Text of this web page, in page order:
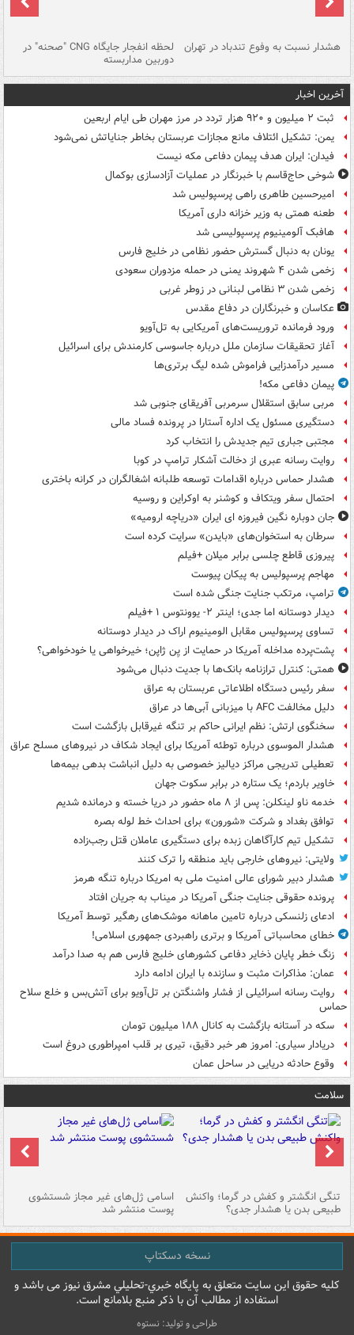
هشدار نسبت به وفوع تندباد در تهران لحظه انفجار جایگاه CNG "صحنه" در
دوربین مداربسته
آخرین اخبار
ثبت ۲ میلیون و ۹۲۰ هزار تردد در مرز مهران طی ایام اربعین
یمن: تشکیل ائتلاف مانع مجازات عربستان بخاطر جنایاتش نمی‌شود
فیدان: ایران هدف پیمان دفاعی مکه نیست
شوخی حاج‌قاسم با خبرنگار در عملیات آزادسازی بوکمال
امیرحسین طاهری راهی پرسپولیس شد
طعنه همتی به وزیر خزانه داری آمریکا
هافبک آلومینیوم پرسپولیسی شد
یونان به دنبال گسترش حضور نظامی در خلیج فارس
زخمی شدن ۴ شهروند یمنی در حمله مزدوران سعودی
زخمی شدن ۳ نظامی لبنانی در زوطر غربی
عکاسان و خبرنگاران در دفاع مقدس
ورود فرمانده تروریست‌های آمریکایی به تل‌آویو
آغاز تحقیقات سازمان ملل درباره جاسوسی کارمندش برای اسرائیل
مسیر درآمدزایی فراموش شده لیگ برتری‌ها
پیمان دفاعی مکه!
مربی سابق استقلال سرمربی آفریقای جنوبی شد
دستگیری مسئول یک اداره آستارا در پرونده فساد مالی
مجتبی جباری تیم جدیدش را انتخاب کرد
روایت رسانه عبری از دخالت آشکار ترامپ در کوبا
هشدار حماس درباره اقدامات توسعه طلبانه اشغالگران در کرانه باختری
احتمال سفر ویتکاف و کوشنر به اوکراین و روسیه
جان دوباره نگین فیروزه ای ایران «دریاچه ارومیه»
سرطان به استخوان‌های «بایدن» سرایت کرده است
پیروزی قاطع چلسی برابر میلان +فیلم
مهاجم پرسپولیس به پیکان پیوست
ترامپ، مرتکب جنایت جنگی شده است
دیدار دوستانه اما جدی؛ اینتر ۲- یوونتوس ۱ +فیلم
تساوی پرسپولیس مقابل الومینیوم اراک در دیدار دوستانه
پشت‌پرده مداخله آمریکا در حمایت از یِن ژاپن؛ خیرخواهی یا خودخواهی؟
همتی: کنترل ترازنامه بانک‌ها با جدیت دنبال می‌شود
سفر رئیس دستگاه اطلاعاتی عربستان به عراق
دلیل مخالفت AFC با میزبانی آبی‌ها در عراق
سخنگوی ارتش: نظم ایرانی حاکم بر تنگه غیرقابل بازگشت است
هشدار الموسوی درباره توطئه آمریکا برای ایجاد شکاف در نیروهای مسلح عراق
تعطیلی تدریجی مراکز دیالیز خصوصی به دلیل انباشت بدهی بیمه‌ها
خاویر باردم؛ یک ستاره در برابر سکوت جهان
خدمه ناو لینکلن: پس از ۸ ماه حضور در دریا خسته و درمانده‌ شدیم
توافق بغداد و شرکت «شورون» برای احداث خط لوله بصره
تشکیل تیم کارآگاهان زبده برای دستگیری عاملان قتل رجب‌زاده
ولایتی: نیروهای خارجی باید منطقه را ترک کنند
هشدار دبیر شورای عالی امنیت ملی به امریکا درباره تنگه هرمز
پرونده حقوقی جنایت جنگی آمریکا در میناب به جریان افتاد
ادعای زلنسکی درباره تامین ماهانه موشک‌های رهگیر توسط آمریکا
خطای محاسباتی آمریکا و برتری راهبردی جمهوری اسلامی!
زنگ خطر پایان ذخایر دفاعی کشورهای خلیج فارس هم به صدا درآمد
عمان: مذاکرات مثبت و سازنده با ایران ادامه دارد
روایت رسانه اسرائیلی از فشار واشنگتن بر تل‌آویو برای آتش‌بس و خلع سلاح
حماس
سکه در آستانه بازگشت به کانال ۱۸۸ میلیون تومان
دریادار سیاری: امروز هر خبر دقیق، تیری بر قلب امپراطوری دروغ است
وقوع حادثه دریایی در ساحل عمان
سلامت
تنگی انگشتر و کفش در گرما؛ واکنش
طبیعی بدن یا هشدار جدی؟
اسامی ژل‌های غیر مجاز شستشوی
پوست منتشر شد
نسخه دسکتاپ
کليه حقوق اين سايت متعلق به پایگاه خبري-تحليلي مشرق نيوز می باشد و
استفاده از مطالب آن با ذکر منبع بلامانع است.
طراحی و تولید: نستوه